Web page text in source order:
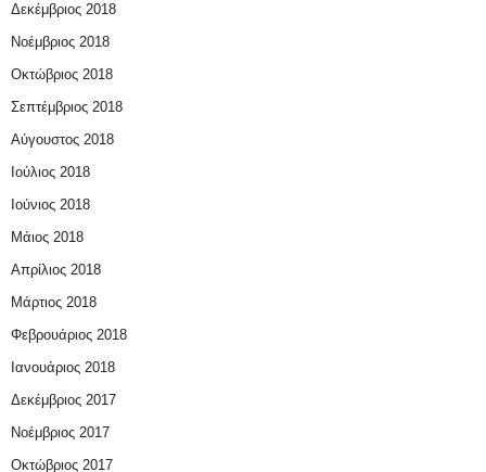
Δεκέμβριος 2018
Νοέμβριος 2018
Οκτώβριος 2018
Σεπτέμβριος 2018
Αύγουστος 2018
Ιούλιος 2018
Ιούνιος 2018
Μάιος 2018
Απρίλιος 2018
Μάρτιος 2018
Φεβρουάριος 2018
Ιανουάριος 2018
Δεκέμβριος 2017
Νοέμβριος 2017
Οκτώβριος 2017